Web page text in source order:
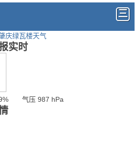
庆绿瓦楼天气
实时
气压 987 hPa